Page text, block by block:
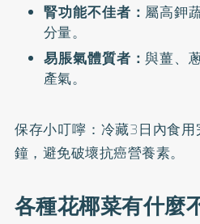
腎功能不佳者： 屬高鉀
分量。
易脹氣體質者：與薑、
產氣。
保存小叮嚀：冷藏3日內食
鐘，避免破壞抗癌營養素。
各種花椰菜有什麼